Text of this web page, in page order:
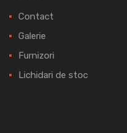
Contact
Galerie
Furnizori
Lichidari de stoc